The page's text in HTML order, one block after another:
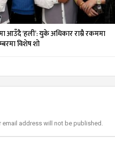
आउँदै ‘हली’: युके अधिकार राम्रै रकममा
विशेष शो
email address will not be published.